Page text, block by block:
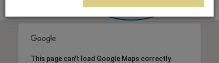
This page can't load Google Maps correctly.